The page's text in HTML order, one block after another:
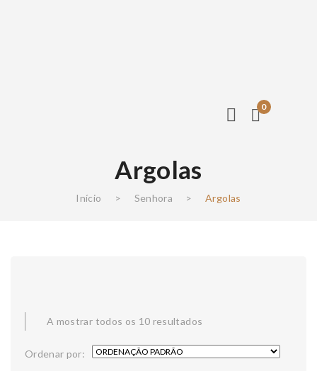
0
Argolas
Início > Senhora > Argolas
A mostrar todos os 10 resultados
Ordenar por: